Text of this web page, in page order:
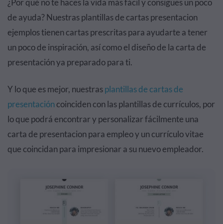
¿Por qué no te haces la vida más fácil y consigues un poco
de ayuda? Nuestras plantillas de cartas presentacion
ejemplos tienen cartas prescritas para ayudarte a tener
un poco de inspiración, así como el diseño de la carta de
presentación ya preparado para ti.
Y lo que es mejor, nuestrasplantillas de cartas de
presentacióncoinciden con las plantillas de currículos, por
lo que podrá encontrar y personalizar fácilmente una
carta de presentacion para empleo y un currículo vitae
que coincidan para impresionar a su nuevo empleador.